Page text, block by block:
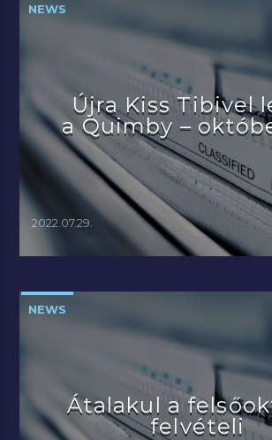
NEWS
Újra Kiss Tibivel
a Quimby –
2022.07.29.
NEWS
Átalakul a
felvételi